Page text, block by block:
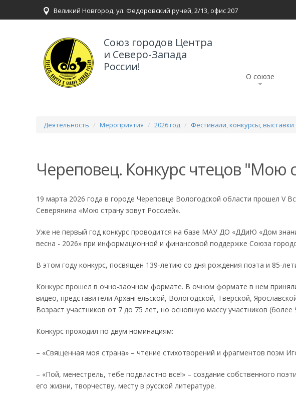
Великий Новгород, ул. Федоровский ручей, 2/13, офис 207
Союз городов Центра
и Северо-Запада
России!
О союзе
Деятельность Мероприятия 2026 год Фестивали, конкурсы, выставки
Череповец. Конкурс чтецов "Мою
19 марта 2026 года в городе Череповце Вологодской области прошел V
Северянина «Мою страну зовут Россией».
Уже не первый год конкурс проводится на базе МАУ ДО «ДДиЮ «Дом
весна - 2026» при информационной и финансовой поддержке Союза
В этом году конкурс, посвящен 139-летию со дня рождения поэта и 85-
Конкурс прошел в очно-заочном формате. В очном формате в нем
видео, представители Архангельской, Вологодской, Тверской,
Возраст участников от 7 до 75 лет, но основную массу участников
Конкурс проходил по двум номинациям:
– «Священная моя страна» – чтение стихотворений и фрагментов поэм
– «Пой, менестрель, тебе подвластно все!» – создание собственного
его жизни, творчеству, месту в русской литературе.